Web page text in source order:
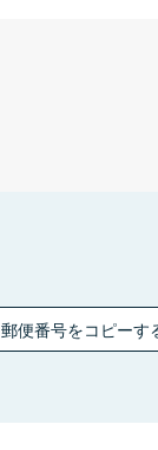
郵便番号をコピーす